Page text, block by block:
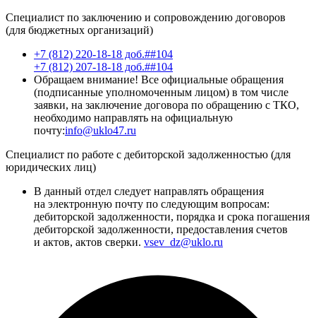
Специалист по заключению и сопровождению договоров
(для бюджетных организаций)
+7 (812) 220-18-18 доб.##104
+7 (812) 207-18-18 доб.##104
Обращаем внимание! Все официальные обращения
(подписанные уполномоченным лицом) в том числе
заявки, на заключение договора по обращению с ТКО,
необходимо направлять на официальную
почту:info@uklo47.ru
Специалист по работе с дебиторской задолженностью (для
юридических лиц)
В данный отдел следует направлять обращения
на электронную почту по следующим вопросам:
дебиторской задолженности, порядка и срока погашения
дебиторской задолженности, предоставления счетов
и актов, актов сверки. vsev_dz@uklo.ru